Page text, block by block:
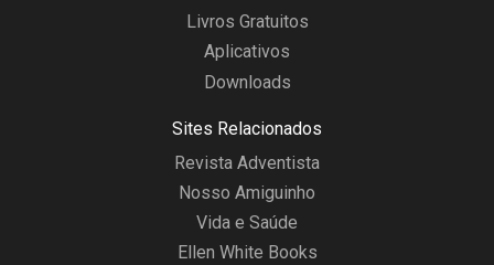
Livros Gratuitos
Aplicativos
Downloads
Sites Relacionados
Revista Adventista
Nosso Amiguinho
Vida e Saúde
Ellen White Books